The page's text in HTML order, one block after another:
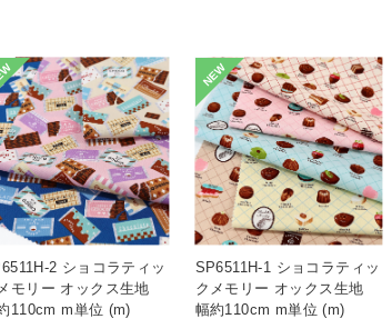
2 ショコラティッ
モリー オックス生地
110cm m単位 (m)
NEW
SP6511H-1 ショコラティッ
クメモリー オックス生地
幅約110cm m単位 (m)